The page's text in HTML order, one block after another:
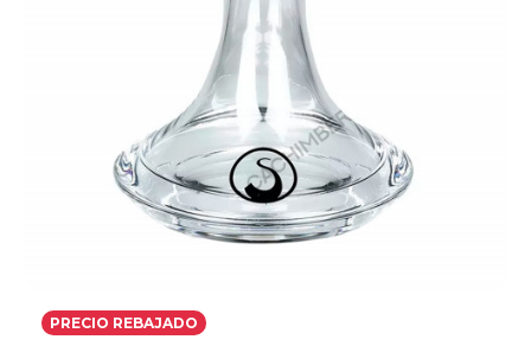
PRECIO REBAJADO